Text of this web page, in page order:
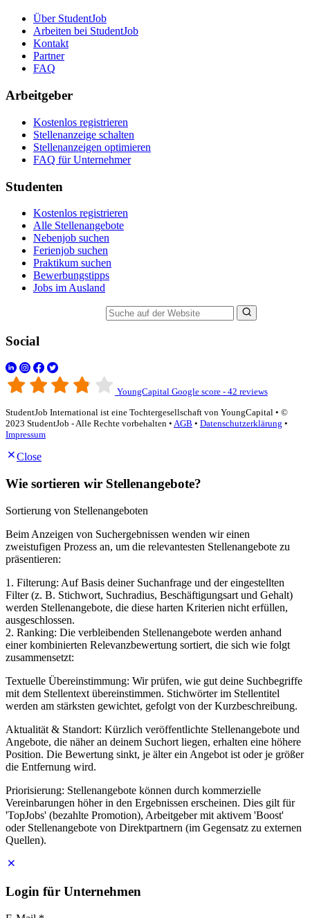
Über StudentJob
Arbeiten bei StudentJob
Kontakt
Partner
FAQ
Arbeitgeber
Kostenlos registrieren
Stellenanzeige schalten
Stellenanzeigen optimieren
FAQ für Unternehmer
Studenten
Kostenlos registrieren
Alle Stellenangebote
Nebenjob suchen
Ferienjob suchen
Praktikum suchen
Bewerbungstipps
Jobs im Ausland
Social
YoungCapital Google score - 42 reviews
StudentJob International ist eine Tochtergesellschaft von YoungCapital • ©
2023 StudentJob - Alle Rechte vorbehalten • AGB • Datenschutzerklärung •
Impressum
Close
Wie sortieren wir Stellenangebote?
Sortierung von Stellenangeboten
Beim Anzeigen von Suchergebnissen wenden wir einen
zweistufigen Prozess an, um die relevantesten Stellenangebote zu
präsentieren:
1. Filterung: Auf Basis deiner Suchanfrage und der eingestellten
Filter (z. B. Stichwort, Suchradius, Beschäftigungsart und Gehalt)
werden Stellenangebote, die diese harten Kriterien nicht erfüllen,
ausgeschlossen.
2. Ranking: Die verbleibenden Stellenangebote werden anhand
einer kombinierten Relevanzbewertung sortiert, die sich wie folgt
zusammensetzt:
Textuelle Übereinstimmung: Wir prüfen, wie gut deine Suchbegriffe
mit dem Stellentext übereinstimmen. Stichwörter im Stellentitel
werden am stärksten gewichtet, gefolgt von der Kurzbeschreibung.
Aktualität & Standort: Kürzlich veröffentlichte Stellenangebote und
Angebote, die näher an deinem Suchort liegen, erhalten eine höhere
Position. Die Bewertung sinkt, je älter ein Angebot ist oder je größer
die Entfernung wird.
Priorisierung: Stellenangebote können durch kommerzielle
Vereinbarungen höher in den Ergebnissen erscheinen. Dies gilt für
'TopJobs' (bezahlte Promotion), Arbeitgeber mit aktivem 'Boost'
oder Stellenangebote von Direktpartnern (im Gegensatz zu externen
Quellen).
Login für Unternehmen